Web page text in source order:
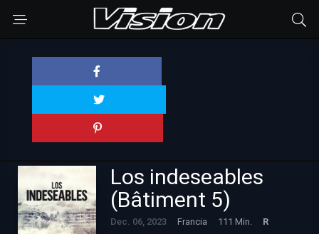
Los indeseables
(Bâtiment 5)
Dec. 06, 2023 Francia 111 Min. R